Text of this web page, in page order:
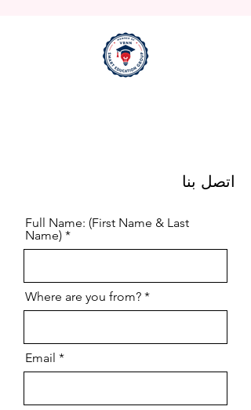
اتصل بنا
Full Name: (First Name & Last
Name)
Where are you from?
Email